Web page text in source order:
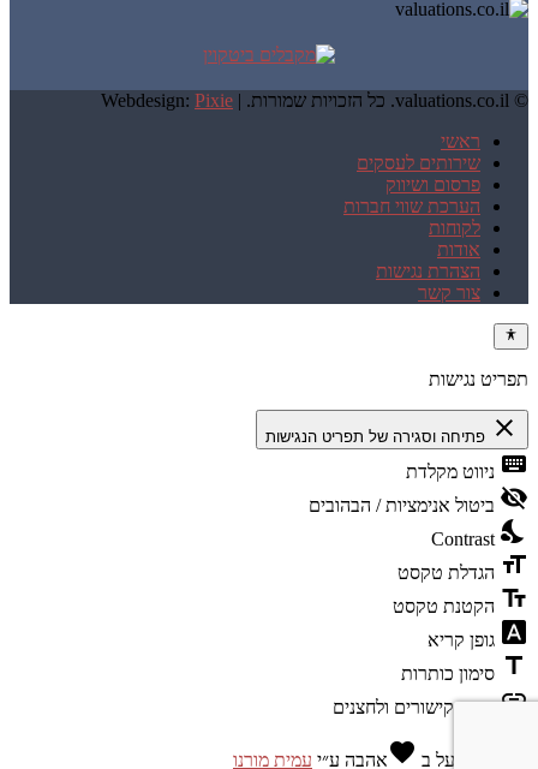
© valuations.co.il. כל הזכויות שמורות. | Webdesign: Pixie
ראשי
שירותים לעסקים
פרסום ושיווק
הערכת שווי חברות
לקוחות
אודות
הצהרת נגישות
צור קשר
תפריט נגישות
close פתיחה וסגירה של תפריט הנגישות
keyboard ניווט מקלדת
visibility_off ביטול אנימציות / הבהובים
nights_stay
Contrast
format_size הגדלת טקסט
text_fields הקטנת טקסט
font_download גופן קריא
title סימון כותרות
link סימון קישורים ולחצנים
מופעל ב favoriteאהבה ע״י עמית מורנו